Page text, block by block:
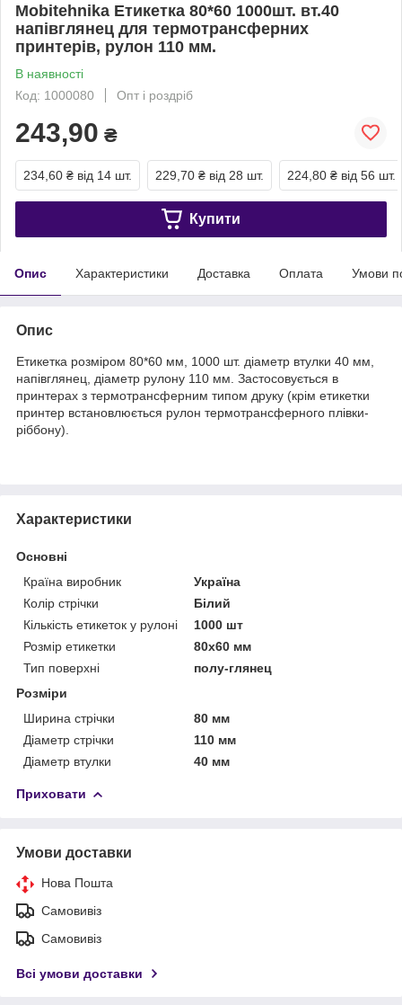
Mobitehnika Етикетка 80*60 1000шт. вт.40
напівглянец для термотрансферних
принтерів, рулон 110 мм.
В наявності
Код: 1000080
Опт і роздріб
243,90 ₴
234,60 ₴ від 14 шт. 229,70 ₴ від 28 шт. 224,80 ₴ від 56 шт.
Купити
Опис Характеристики Доставка Оплата Умови
Опис
Етикетка розміром 80*60 мм, 1000 шт. діаметр втулки 40 мм,
напівглянец, діаметр рулону 110 мм. Застосовується в
принтерах з термотрансферним типом друку (крім етикетки
принтер встановлюється рулон термотрансферного плівки-
ріббону).
Характеристики
Основні
Країна виробник
Україна
Колір стрічки
Білий
Кількість етикеток у рулоні
1000 шт
Розмір етикетки
80х60 мм
Тип поверхні
полу-глянец
Розміри
Ширина стрічки
80 мм
Діаметр стрічки
110 мм
Діаметр втулки
40 мм
Приховати
Умови доставки
Нова Пошта
Самовивіз
Самовивіз
Всі умови доставки